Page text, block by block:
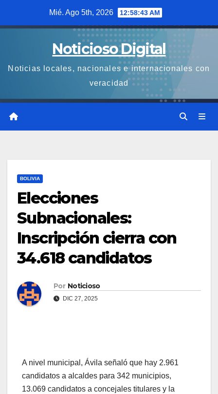
Mié. Ago 5th, 2026 12:58:44 AM
Noticioso Digital
Noticias locales, nacionales e internacionales con
veracidad
BOLIVIA
Elecciones
Subnacionales:
Inscripción cierra con
34.618 candidatos
Por Noticioso
DIC 27, 2025
A nivel municipal, Ávila señaló que hay 2.961
candidatos a alcaldes para 342 municipios,
13.069 candidatos a concejales titulares y la